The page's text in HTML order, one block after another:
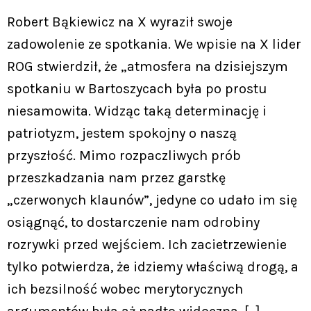
Robert Bąkiewicz na X wyraził swoje
zadowolenie ze spotkania. We wpisie na X lider
ROG stwierdził, że „atmosfera na dzisiejszym
spotkaniu w Bartoszycach była po prostu
niesamowita. Widząc taką determinację i
patriotyzm, jestem spokojny o naszą
przyszłość. Mimo rozpaczliwych prób
przeszkadzania nam przez garstkę
„czerwonych klaunów”, jedyne co udało im się
osiągnąć, to dostarczenie nam odrobiny
rozrywki przed wejściem. Ich zacietrzewienie
tylko potwierdza, że idziemy właściwą drogą, a
ich bezsilność wobec merytorycznych